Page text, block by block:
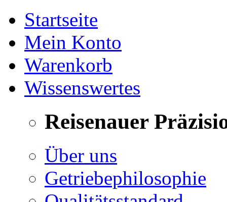
Startseite
Mein Konto
Warenkorb
Wissenswertes
Reisenauer
Über uns
Getriebephilosophie